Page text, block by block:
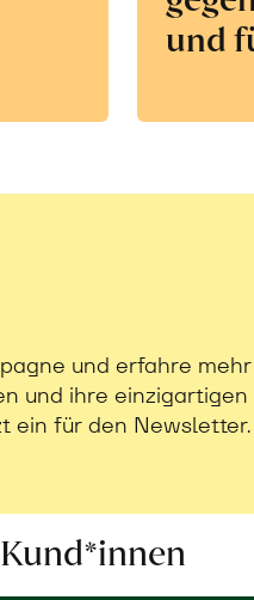
und
und erfahre mehr
und ihre einzigartigen
ein für den Newsletter.